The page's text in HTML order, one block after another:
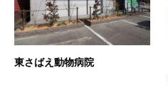
東さばえ動物病院